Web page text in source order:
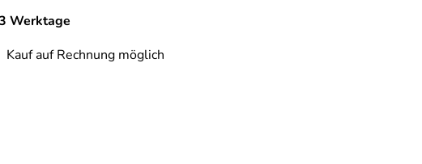
Werktage
Kauf auf Rechnung möglich